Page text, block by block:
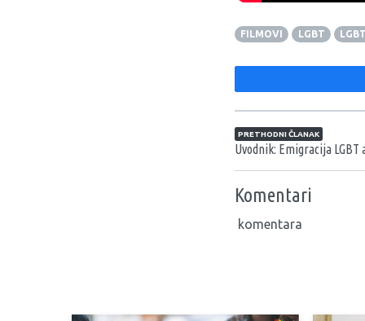
FILMOVI LGBT
Navigacija
PRETHODNI ČLANAK
Uvodnik: Emigracija
Komentari
komentara